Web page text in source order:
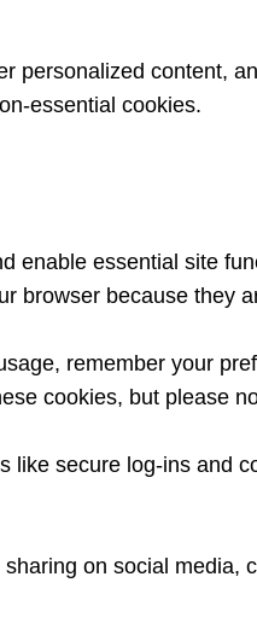
personalized content,
essential cookies.
enable essential site
browser because they
remember your
cookies, but please
like secure log-ins and
on social media,